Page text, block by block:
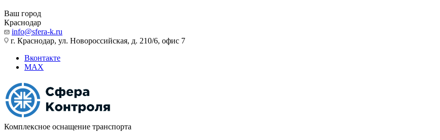
Ваш город
Краснодар
info@sfera-k.ru
г. Краснодар, ул. Новороссийская, д. 210/6, офис 7
Вконтакте
MAX
Комплексное оснащение транспорта